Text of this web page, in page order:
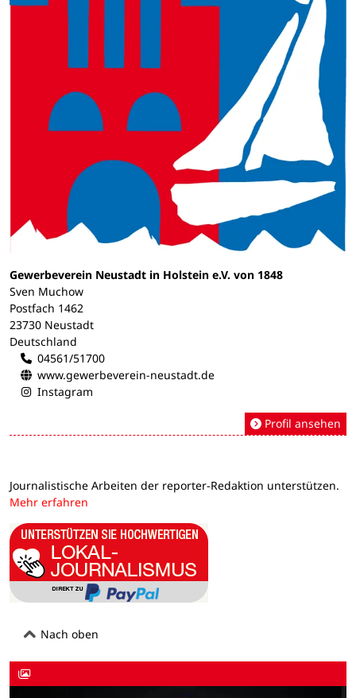
Gewerbeverein Neustadt in Holstein e.V. von 1848
Sven Muchow
Postfach 1462
23730 Neustadt
Deutschland
04561/51700
www.gewerbeverein-neustadt.de
Instagram
Profil ansehen
Journalistische Arbeiten der reporter-Redaktion unterstützen.
Mehr erfahren
Nach oben